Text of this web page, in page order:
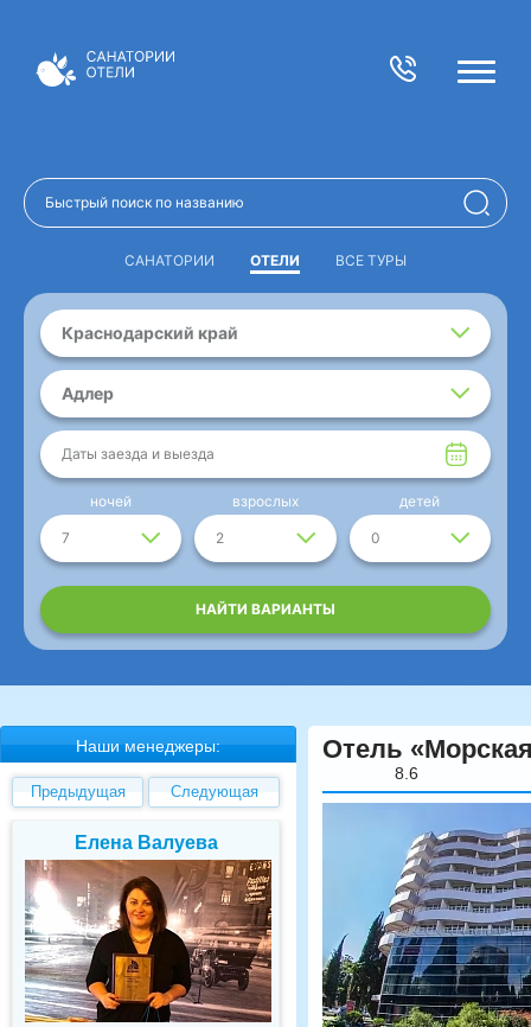
САНАТОРИИ ОТЕЛИ ВСЕ ТУРЫ
Краснодарский край
Адлер
Даты заезда и выезда
7
ночей
2
взрослых
0
детей
НАЙТИ ВАРИАНТЫ
Наши менеджеры:
Предыдущая Следующая
Елена Валуева Светлана
Отель
8.6